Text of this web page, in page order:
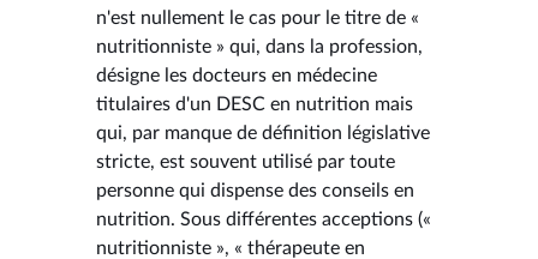
n'est nullement le cas pour le titre de «
nutritionniste » qui, dans la profession,
désigne les docteurs en médecine
titulaires d'un DESC en nutrition mais
qui, par manque de définition législative
stricte, est souvent utilisé par toute
personne qui dispense des conseils en
nutrition. Sous différentes acceptions («
nutritionniste », « thérapeute en